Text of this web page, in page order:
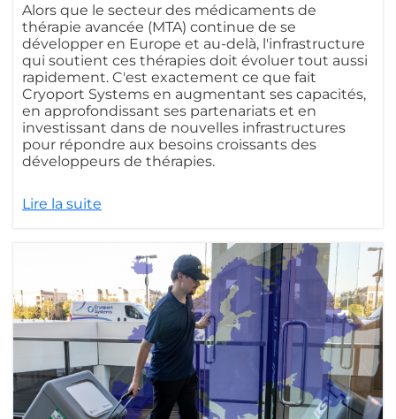
Alors que le secteur des médicaments de
thérapie avancée (MTA) continue de se
développer en Europe et au-delà, l'infrastructure
qui soutient ces thérapies doit évoluer tout aussi
rapidement. C'est exactement ce que fait
Cryoport Systems en augmentant ses capacités,
en approfondissant ses partenariats et en
investissant dans de nouvelles infrastructures
pour répondre aux besoins croissants des
développeurs de thérapies.
Lire la suite